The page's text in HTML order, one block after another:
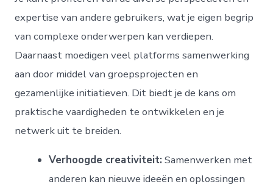
expertise van andere gebruikers, wat je eigen begrip
van complexe onderwerpen kan verdiepen.
Daarnaast moedigen veel platforms samenwerking
aan door middel van groepsprojecten en
gezamenlijke initiatieven. Dit biedt je de kans om
praktische vaardigheden te ontwikkelen en je
netwerk uit te breiden.
Verhoogde creativiteit: Samenwerken met
anderen kan nieuwe ideeën en oplossingen